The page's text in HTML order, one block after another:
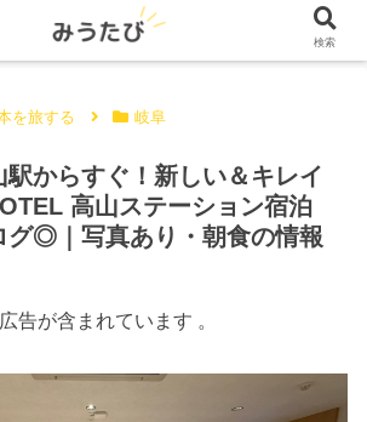
を旅する 岐阜
駅からすぐ！新しい＆キレイ
高山ステーション宿泊
グ◎｜写真あり・朝食の情報
告が含まれています 。
検索